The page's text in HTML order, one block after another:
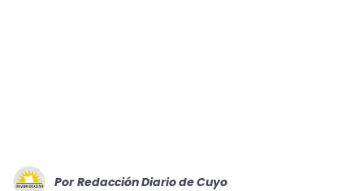
Por Redacción Diario de Cuyo